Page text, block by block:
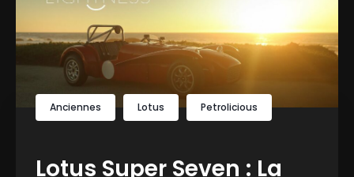
Anciennes Lotus Petrolicious
Lotus Super Seven : La